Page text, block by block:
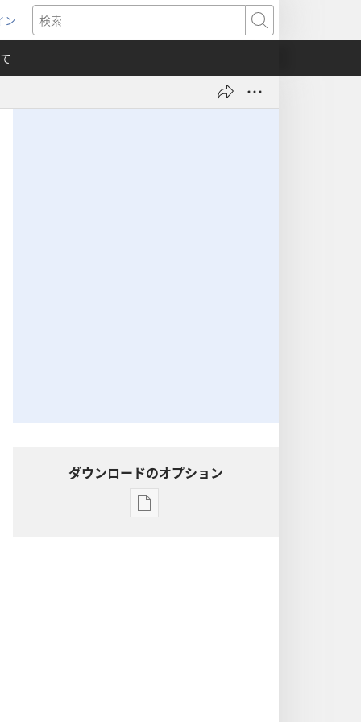
ン
検
索
ダウンロードのオプション
出